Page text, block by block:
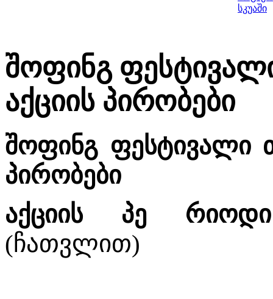
სკუაში
შოფინგ
აქციის პირობები
შოფინგ ფესტივალი
პირობები
აქციის პე რიოდი
(ჩათვლით)